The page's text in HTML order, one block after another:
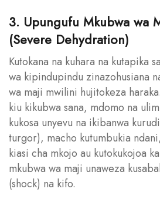
3. Upungufu Mkubwa wa
(Severe Dehydration)
Kutokana na kuhara na kutapika
wa kipindupindu zinazohusiana
wa maji mwilini hujitokeza
kiu kikubwa sana, mdomo na
kukosa unyevu na ikibanwa
turgor), macho kutumbukia
kiasi cha mkojo au kutokukojoa
mkubwa wa maji unaweza
(shock) na kifo.